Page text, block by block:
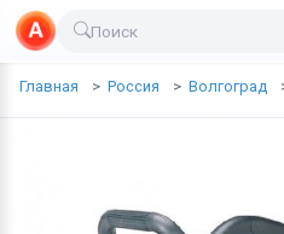
Поиск
Главная Россия Волгоград
Доставка еды
Услуги